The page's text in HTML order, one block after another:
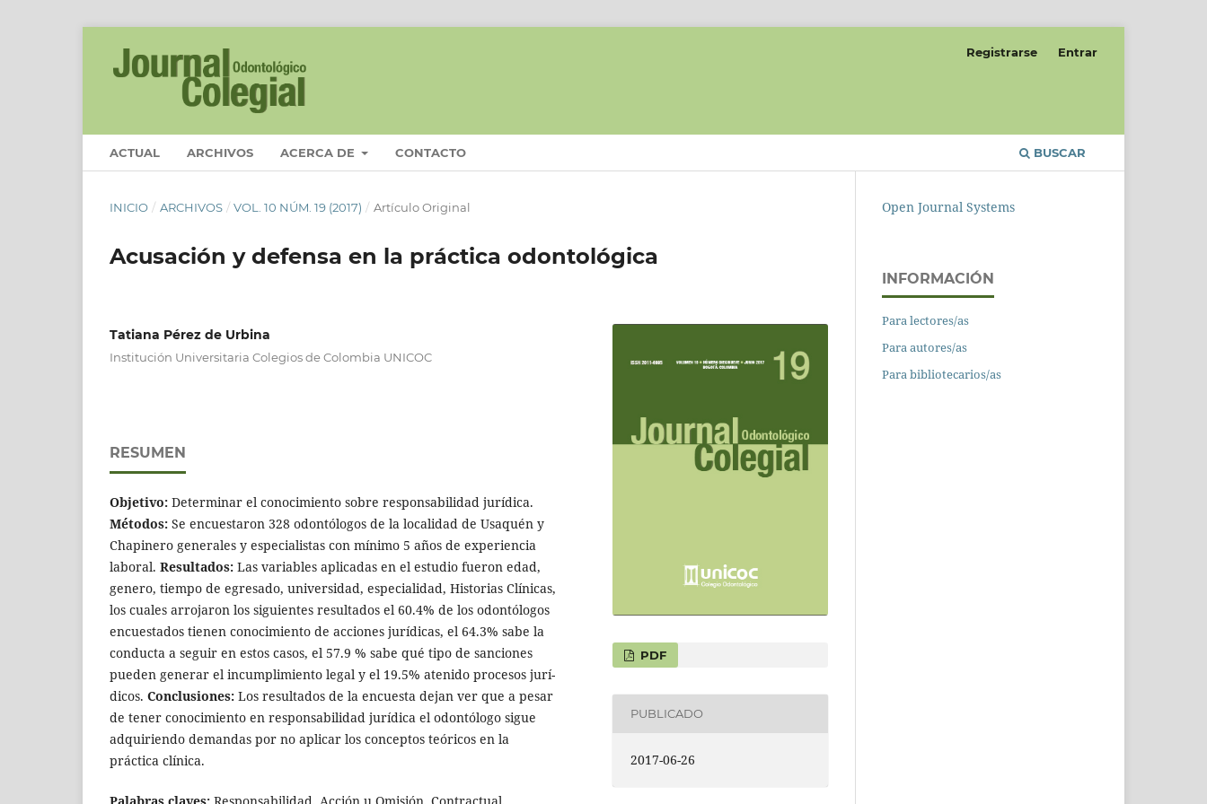
ACTUAL ARCHIVOS ACERCA DE CONTACTO BUSCAR
Registrarse Entrar
INICIO / ARCHIVOS / VOL. 10 NÚM. 19 (2017) / Artí­culo Original
Acusación y defensa en la práctica odontológica
Tatiana Pérez de Urbina
Institución Universitaria Colegios de Colombia UNICOC
RESUMEN
Objetivo: Determinar el conocimiento sobre responsabilidad jurí­dica.
Métodos: Se encuestaron 328 odontólogos de la localidad de Usaquén y
Chapinero generales y especialistas con mí­nimo 5 años de experiencia
laboral. Resultados: Las variables aplicadas en el estudio fueron edad,
genero, tiempo de egresado, universidad, especialidad, Historias Clí­nicas,
los cuales arrojaron los siguientes resultados el 60.4% de los odontólogos
encuestados tienen conocimiento de acciones jurí­dicas, el 64.3% sabe la
conducta a seguir en estos casos, el 57.9 % sabe qué tipo de sanciones
pueden generar el incumplimiento legal y el 19.5% atenido procesos jurí­
dicos. Conclusiones: Los resultados de la encuesta dejan ver que a pesar
de tener conocimiento en responsabilidad jurí­dica el odontólogo sigue
adquiriendo demandas por no aplicar los conceptos teóricos en la
práctica clí­nica.
Palabras claves: Responsabilidad, Acción u Omisión, Contractual.
PDF
PUBLICADO
2017-06-26
Open Journal Systems
INFORMACIÓN
Para lectores/as
Para autores/as
Para bibliotecarios/as